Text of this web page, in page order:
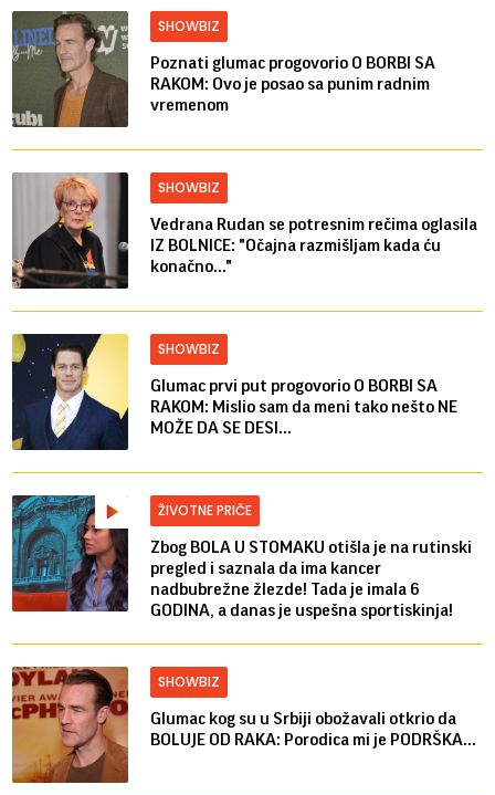
SHOWBIZ
Poznati glumac progovorio O BORBI SA
RAKOM: Ovo je posao sa punim radnim
vremenom
SHOWBIZ
Vedrana Rudan se potresnim rečima oglasila
IZ BOLNICE: "Očajna razmišljam kada ću
konačno..."
SHOWBIZ
Glumac prvi put progovorio O BORBI SA
RAKOM: Mislio sam da meni tako nešto NE
MOŽE DA SE DESI...
ŽIVOTNE PRIČE
Zbog BOLA U STOMAKU otišla je na rutinski
pregled i saznala da ima kancer
nadbubrežne žlezde! Tada je imala 6
GODINA, a danas je uspešna sportiskinja!
SHOWBIZ
Glumac kog su u Srbiji obožavali otkrio da
BOLUJE OD RAKA: Porodica mi je PODRŠKA...